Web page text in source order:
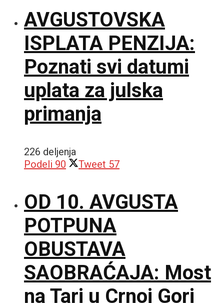
AVGUSTOVSKA
ISPLATA PENZIJA:
Poznati svi datumi
uplata za julska
primanja
226 deljenja
Podeli 90 Tweet 57
OD 10. AVGUSTA
POTPUNA
OBUSTAVA
SAOBRAĆAJA: Most
na Tari u Crnoj Gori